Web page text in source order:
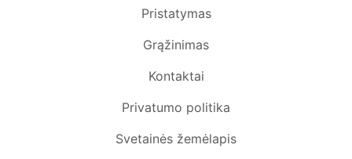
Pristatymas
Grąžinimas
Kontaktai
Privatumo politika
Svetainės žemėlapis